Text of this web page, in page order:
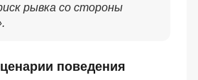
рывка со стороны
поведения